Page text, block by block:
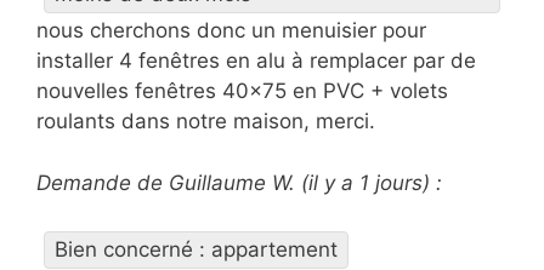
nous cherchons donc un menuisier pour
installer 4 fenêtres en alu à remplacer par de
nouvelles fenêtres 40×75 en PVC + volets
roulants dans notre maison, merci.
Demande de Guillaume W. (il y a 1 jours) :
Bien concerné : appartement